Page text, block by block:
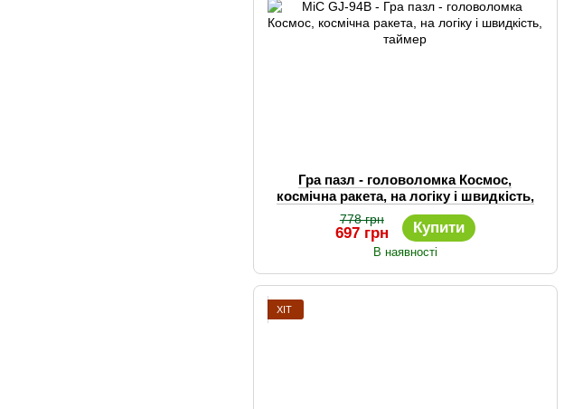
Гра пазл - головоломка Космос,
космічна ракета, на логіку і швидкість,
таймер
778 грн
697 грн Купити
В наявності
ХІТ